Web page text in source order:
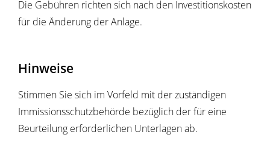
Die Gebühren richten sich nach den Investitionskosten
für die Änderung der Anlage.
Hinweise
Stimmen Sie sich im Vorfeld mit der zuständigen
Immissionsschutzbehörde bezüglich der für eine
Beurteilung erforderlichen Unterlagen ab.